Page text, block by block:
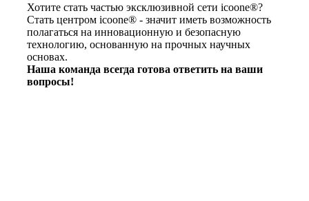
Хотите стать частью эксклюзивной сети icoone®?
Стать центром icoone® - значит иметь возможность
полагаться на инновационную и безопасную
технологию, основанную на прочных научных
основах.
Наша команда всегда готова ответить на ваши
вопросы!